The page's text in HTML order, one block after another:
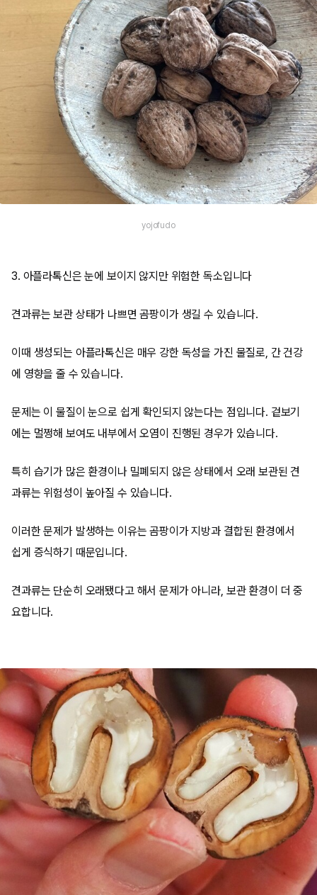
yojofudo
3. 아플라톡신은 눈에 보이지 않지만 위험한 독소입니다
견과류는 보관 상태가 나쁘면 곰팡이가 생길 수 있습니다.
이때 생성되는 아플라톡신은 매우 강한 독성을 가진 물질로, 간 건강
에 영향을 줄 수 있습니다.
문제는 이 물질이 눈으로 쉽게 확인되지 않는다는 점입니다. 겉보기
에는 멀쩡해 보여도 내부에서 오염이 진행된 경우가 있습니다.
특히 습기가 많은 환경이나 밀폐되지 않은 상태에서 오래 보관된 견
과류는 위험성이 높아질 수 있습니다.
이러한 문제가 발생하는 이유는 곰팡이가 지방과 결합된 환경에서
쉽게 증식하기 때문입니다.
견과류는 단순히 오래됐다고 해서 문제가 아니라, 보관 환경이 더 중
요합니다.